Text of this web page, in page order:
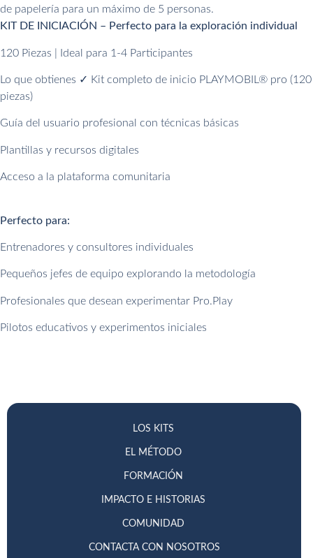
de papelería para un máximo de 5 personas.
KIT DE INICIACIÓN – Perfecto para la exploración individual
120 Piezas | Ideal para 1-4 Participantes
Lo que obtienes ✓ Kit completo de inicio PLAYMOBIL® pro (120
piezas)
Guía del usuario profesional con técnicas básicas
Plantillas y recursos digitales
Acceso a la plataforma comunitaria
Perfecto para:
Entrenadores y consultores individuales
Pequeños jefes de equipo explorando la metodología
Profesionales que desean experimentar Pro.Play
Pilotos educativos y experimentos iniciales
LOS KITS
EL MÉTODO
FORMACIÓN
IMPACTO E HISTORIAS
COMUNIDAD
CONTACTA CON NOSOTROS